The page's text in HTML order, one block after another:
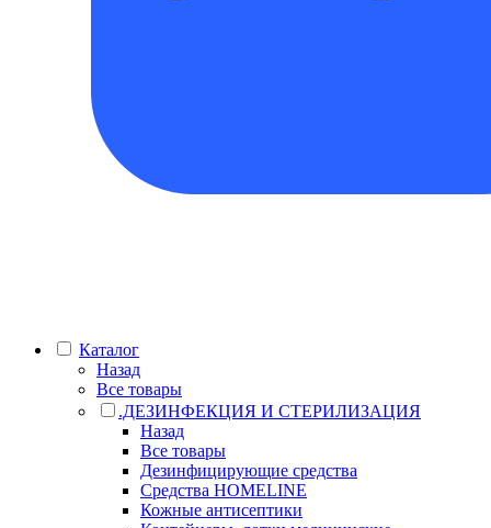
Каталог
Назад
Все товары
.ДЕЗИНФЕКЦИЯ И СТЕРИЛИЗАЦИЯ
Назад
Все товары
Дезинфицирующие средства
Средства HOMELINE
Кожные антисептики